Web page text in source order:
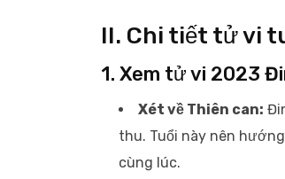
II. Chi tiết tử vi
1. Xem tử vi 2023
Xét về Thiên can:
thu. Tuổi này nên
cùng lúc.